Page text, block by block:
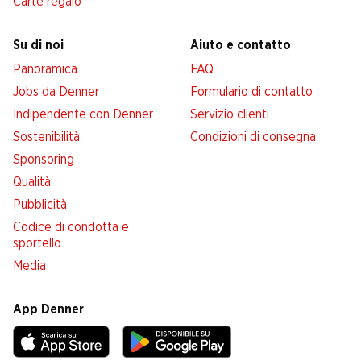
Su di noi
Panoramica
Jobs da Denner
Indipendente con Denner
Sostenibilità
Sponsoring
Qualità
Pubblicità
Codice di condotta e
sportello
Media
Aiuto e contatto
FAQ
Formulario di contatto
Servizio clienti
Condizioni di consegna
App Denner